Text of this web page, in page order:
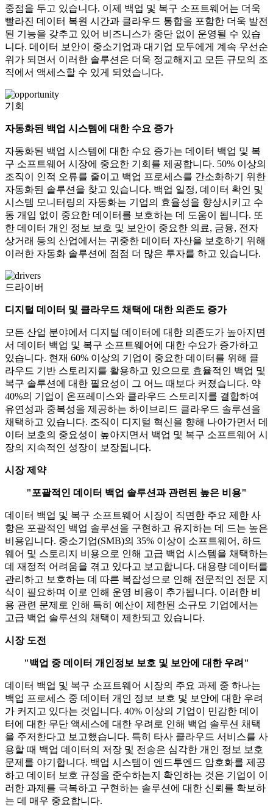
중점을 두고 있습니다. 이제 백업 및 복구 소프트웨어는 더욱
빨라진 데이터 복원 시간과 클라우드 통합을 포함한 더욱 발전
된 기능을 갖추고 있어 비즈니스가 중단 없이 운영될 수 있습
니다. 데이터 보안이 중소기업과 대기업 모두에게 계속 우선순
위가 되면서 이러한 솔루션은 더욱 정교해지고 모든 규모의 조
직에서 액세스할 수 있게 되었습니다.
기회
자동화된 백업 시스템에 대한 수요 증가
자동화된 백업 시스템에 대한 수요 증가는 데이터 백업 및 복
구 소프트웨어 시장에 중요한 기회를 제공합니다. 50% 이상의
조직이 인적 오류를 줄이고 백업 프로세스를 간소화하기 위한
자동화된 솔루션을 찾고 있습니다. 백업 일정, 데이터 확인 및
시스템 모니터링의 자동화는 기업의 효율성을 향상시키고 수
동 개입 없이 중요한 데이터를 보호하는 데 도움이 됩니다. 또
한 데이터 개인 정보 보호 및 보안이 중요한 의료, 금융, 전자
상거래 등의 산업에서는 귀중한 데이터 자산을 보호하기 위해
이러한 자동화 솔루션에 점점 더 많은 투자를 하고 있습니다.
드라이버
디지털 데이터 및 클라우드 채택에 대한 의존도 증가
모든 산업 분야에서 디지털 데이터에 대한 의존도가 높아지면
서 데이터 백업 및 복구 소프트웨어에 대한 수요가 증가하고
있습니다. 현재 60% 이상의 기업이 중요한 데이터를 위해 클
라우드 기반 스토리지를 활용하고 있으므로 효율적인 백업 및
복구 솔루션에 대한 필요성이 그 어느 때보다 커졌습니다. 약
40%의 기업이 온프레미스와 클라우드 스토리지를 결합하여
유연성과 중복성을 제공하는 하이브리드 클라우드 솔루션을
채택하고 있습니다. 조직이 디지털 혁신을 향해 나아가면서 데
이터 보호의 중요성이 높아지면서 백업 및 복구 소프트웨어 시
장의 지속적인 성장이 보장됩니다.
시장 제약
"포괄적인 데이터 백업 솔루션과 관련된 높은 비용"
데이터 백업 및 복구 소프트웨어 시장이 직면한 주요 제한 사
항은 포괄적인 백업 솔루션을 구현하고 유지하는 데 드는 높은
비용입니다. 중소기업(SMB)의 35% 이상이 소프트웨어, 하드
웨어 및 스토리지 비용으로 인해 고급 백업 시스템을 채택하는
데 재정적 어려움을 겪고 있다고 보고합니다. 대용량 데이터를
관리하고 보호하는 데 따른 복잡성으로 인해 전문적인 전문 지
식이 필요하며 이로 인해 운영 비용이 추가됩니다. 이러한 비
용 관련 문제로 인해 특히 예산이 제한된 소규모 기업에서는
고급 백업 솔루션의 채택이 제한되고 있습니다.
시장 도전
"백업 중 데이터 개인정보 보호 및 보안에 대한 우려"
데이터 백업 및 복구 소프트웨어 시장의 주요 과제 중 하나는
백업 프로세스 중 데이터 개인 정보 보호 및 보안에 대한 우려
가 커지고 있다는 것입니다. 40% 이상의 기업이 민감한 데이
터에 대한 무단 액세스에 대한 우려로 인해 백업 솔루션 채택
을 주저한다고 보고했습니다. 특히 타사 클라우드 서비스를 사
용할 때 백업 데이터의 저장 및 전송은 심각한 개인 정보 보호
문제를 야기합니다. 백업 시스템이 엔드투엔드 암호화를 제공
하고 데이터 보호 규정을 준수하는지 확인하는 것은 기업이 이
러한 과제를 극복하고 구현하는 솔루션에 대한 신뢰를 확보하
는 데 매우 중요합니다.